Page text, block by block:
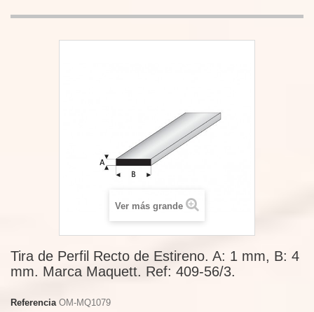
Ver más grande
Tira de Perfil Recto de Estireno. A: 1 mm, B: 4
mm. Marca Maquett. Ref: 409-56/3.
Referencia OM-MQ1079